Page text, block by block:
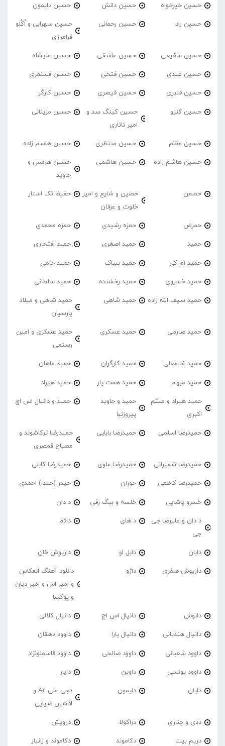
حسین خیرخواه حسین دانش حسین دایمون
حسین راد حسین رحمانی
حسین سهرابی و اُکُلو
فرامرزی
حسین شفیعی حسین عاشقی حسین علیشاه
حسین عیدی حسین فتحی حسین فسنقری
حسین قنبری حسین قیصری حسین کارگر
حسین کنزو
حسین کینگ سد و
امیر تاتاری
حسین مزینانی
حسین مقام حسین منتظری حسین هاسم زاده
حسین هاشم زاده حسین هاشمی
حسین هرمس و
جاوید
حصمن
حصین و شایع و امیر
خلوت و عرفان
حفیظ تک استار
حمرض حمزه رشیدی حمزه محمدی
حمید حمید اصغری حمید افتخاری
حمید ام کی حمید بیباک حمید حامی
حمید خسروی حمید رخشنده حمید سلطانی
حمید سیف الله زاده حمید شاهی
حمید شاهی و میلاد
پارسیان
حمید صارمی حمید عسکری
حمید عسکری و امین
رستمی
حمید غلامعلی حمید کارگران حمید ماهان
حمید مبهم حمید همت یار حمید هیراد
حمید هیراد و میثم
اکبری
حمید و جاوید
پیروزنیا
حمید و دانیال اس اچ
حمیدرضا اسلمی حمیدرضا بابایی
حمیدرضا ترکاشوند و
مصباح قمصری
حمیدرضا شمیرانی حمیدرضا علوی حمیدرضا کابلی
حمیدرضا کاظمی حوران حیدر (حیدا) احمدی
خسرو پاشایی خلسه و بیگ رفی د دان
د دان و علیرضا جی
جی
د های دائم
دابان دابل او داریوش خان
داریوش صفری داژو
دانلود آهنگ انعکاس
و امیر اس و امیر دیان
و پوکسا
دانوش دانیال اس اچ دانیال کلالی
دانیال هندیانی دانیال یارا داوود دهقان
داوود شعبانی داوود صالحی داوود قاسملونژاد
داوود یونسی داوین دایار
دایان دایمون
دجی علی A2 و
افشین ضیایی
ددی و چناری دراکولا درویش
دریم بیت دکاموند دکاموند و زانیار